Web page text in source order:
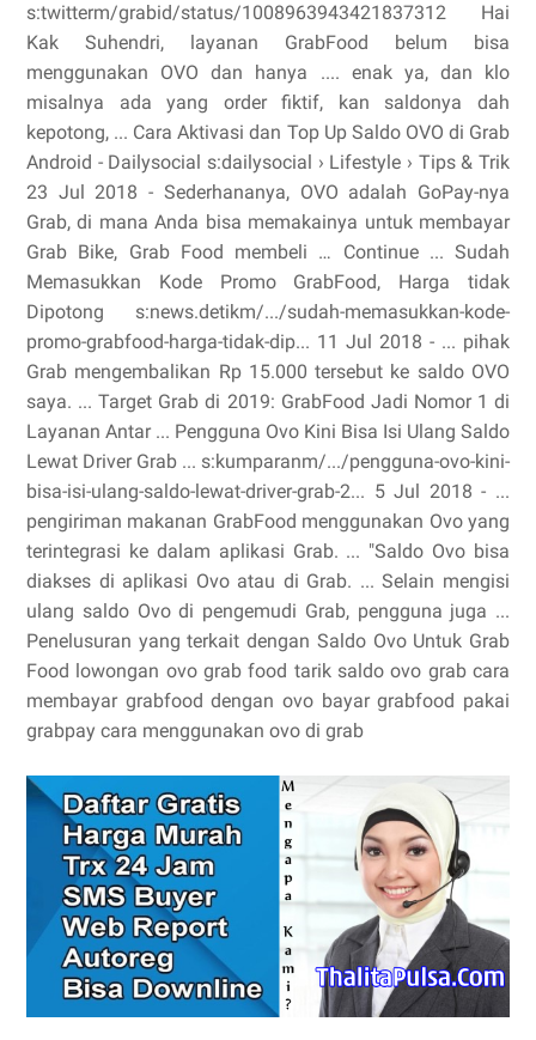
s:twitterm/grabid/status/1008963943421837312 Hai
Kak Suhendri, layanan GrabFood belum bisa
menggunakan OVO dan hanya .... enak ya, dan klo
misalnya ada yang order fiktif, kan saldonya dah
kepotong, ... Cara Aktivasi dan Top Up Saldo OVO di Grab
Android - Dailysocial s:dailysocial › Lifestyle › Tips & Trik
23 Jul 2018 - Sederhananya, OVO adalah GoPay-nya
Grab, di mana Anda bisa memakainya untuk membayar
Grab Bike, Grab Food membeli … Continue ... Sudah
Memasukkan Kode Promo GrabFood, Harga tidak
Dipotong s:news.detikm/.../sudah-memasukkan-kode-
promo-grabfood-harga-tidak-dip... 11 Jul 2018 - ... pihak
Grab mengembalikan Rp 15.000 tersebut ke saldo OVO
saya. ... Target Grab di 2019: GrabFood Jadi Nomor 1 di
Layanan Antar ... Pengguna Ovo Kini Bisa Isi Ulang Saldo
Lewat Driver Grab ... s:kumparanm/.../pengguna-ovo-kini-
bisa-isi-ulang-saldo-lewat-driver-grab-2... 5 Jul 2018 - ...
pengiriman makanan GrabFood menggunakan Ovo yang
terintegrasi ke dalam aplikasi Grab. ... "Saldo Ovo bisa
diakses di aplikasi Ovo atau di Grab. ... Selain mengisi
ulang saldo Ovo di pengemudi Grab, pengguna juga ...
Penelusuran yang terkait dengan Saldo Ovo Untuk Grab
Food lowongan ovo grab food tarik saldo ovo grab cara
membayar grabfood dengan ovo bayar grabfood pakai
grabpay cara menggunakan ovo di grab